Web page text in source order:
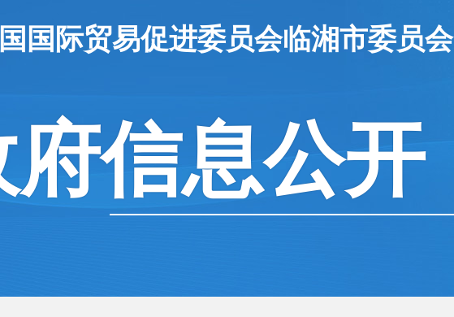
国际贸易促进委员会临湘市委员会
府信息公开